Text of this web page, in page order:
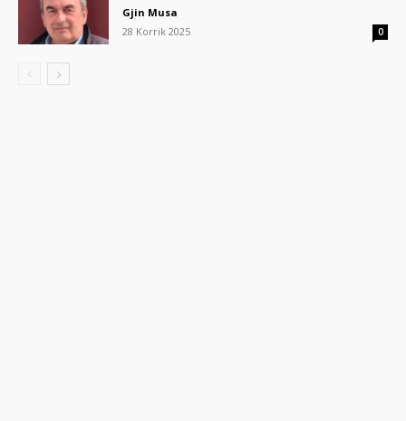
Gjin Musa
28 Korrik 2025
0